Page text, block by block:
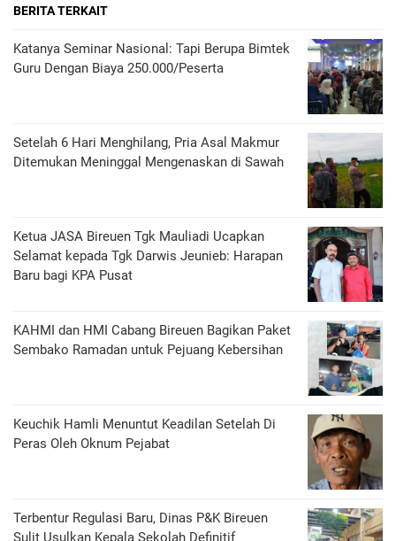
BERITA TERKAIT
Katanya Seminar Nasional: Tapi Berupa Bimtek
Guru Dengan Biaya 250.000/Peserta
Setelah 6 Hari Menghilang, Pria Asal Makmur
Ditemukan Meninggal Mengenaskan di Sawah
Ketua JASA Bireuen Tgk Mauliadi Ucapkan
Selamat kepada Tgk Darwis Jeunieb: Harapan
Baru bagi KPA Pusat
KAHMI dan HMI Cabang Bireuen Bagikan Paket
Sembako Ramadan untuk Pejuang Kebersihan
Keuchik Hamli Menuntut Keadilan Setelah Di
Peras Oleh Oknum Pejabat
Terbentur Regulasi Baru, Dinas P&K Bireuen
Sulit Usulkan Kepala Sekolah Definitif